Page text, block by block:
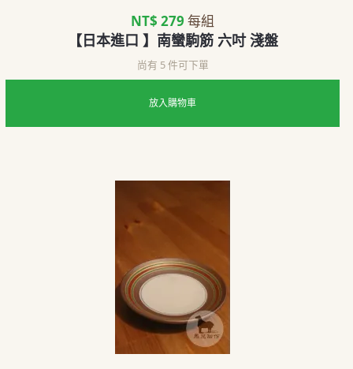
NT$ 279 每組
【日本進口 】南蠻駒筋 六吋 淺盤
尚有 5 件可下單
放入購物車